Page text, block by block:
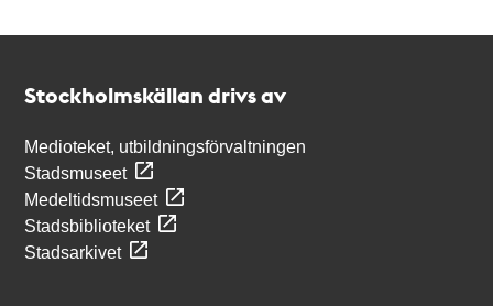
Stockholmskällan drivs av
Medioteket, utbildningsförvaltningen
Stadsmuseet
Medeltidsmuseet
Stadsbiblioteket
Stadsarkivet